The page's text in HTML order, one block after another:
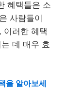
혜택들은 소
사람들이
이러한 혜택
데 매우 효
을 알아보세